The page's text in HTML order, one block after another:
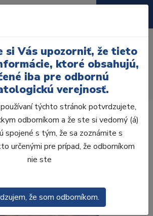
D 6 ks I40, D3
si Vás upozorniť, že tieto
ktoré obsahujú,
iba pre odbornú
verejnosť.
týchto stránok potvrdzujete,
odborníkom a že ste si vedomý (á)
spojené s tým, že sa zoznámite s
určenými pre prípad, že odborníkom
nie ste
že som odborníkom.